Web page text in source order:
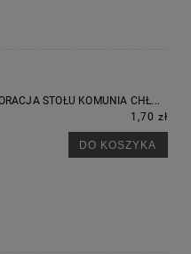
STOŁU KOMUNIA CHŁ...
1,70 zł
DO KOSZYKA